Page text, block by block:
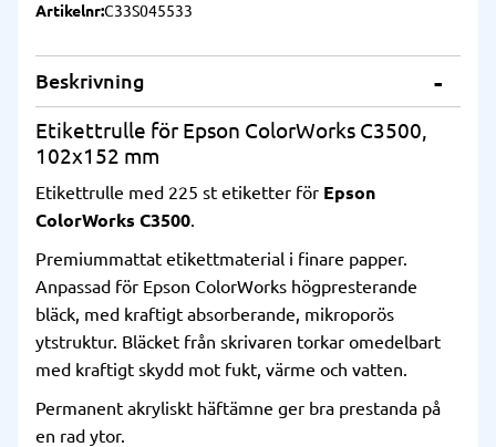
ArtikelnrC33S045533
Beskrivning
Etikettrulle för Epson ColorWorks C3500,
102x152 mm
Etikettrulle med 225 st etiketter för Epson
ColorWorks C3500.
Premiummattat etikettmaterial i finare papper.
Anpassad för Epson ColorWorks högpresterande
bläck, med kraftigt absorberande, mikroporös
ytstruktur. Bläcket från skrivaren torkar omedelbart
med kraftigt skydd mot fukt, värme och vatten.
Permanent akryliskt häftämne ger bra prestanda på
en rad ytor.